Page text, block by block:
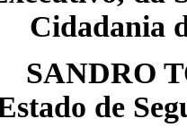
Cidadania
SANDRO
de